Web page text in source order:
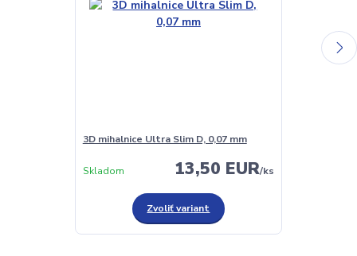
3D mihalnice Ultra Slim D, 0,07 mm
13,50 EUR/ks
Skladom
Zvoliť variant